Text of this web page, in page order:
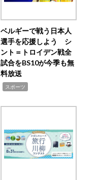
ベルギーで戦う日本人
選手を応援しよう シ
ント＝トロイデン戦全
試合をBS10が今季も無
料放送
スポーツ